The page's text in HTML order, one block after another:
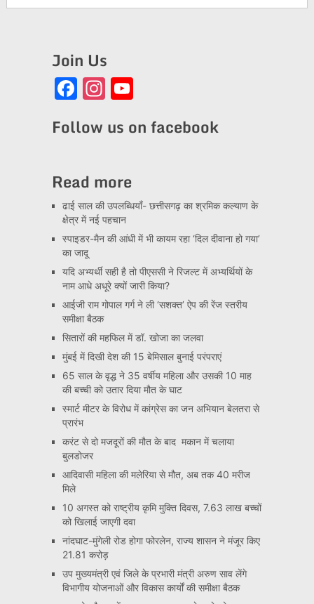
Join Us
Facebook
Instagram
YouTube
Follow us on facebook
Read more
ढाई साल की उपलब्धियाँ- छत्तीसगढ़ का श्रमिक कल्याण के
क्षेत्र में नई पहचान
स्पाइडर-मैन की आंधी में भी कायम रहा ‘दिल दीवाना हो गया’
का जादू
यदि अभ्यर्थी सही है तो पीएससी ने रिजल्ट में अभ्यर्थियों के
नाम आधे अधूरे क्यों जारी किया?
आईजी राम गोपाल गर्ग ने ली ‘सशक्त’ ऐप की रेंज स्तरीय
समीक्षा बैठक
सितारों की महफिल में डॉ. खोजा का जलवा
मुंबई में दिखी देश की 15 बेमिसाल बुनाई परंपराएं
65 साल के वृद्ध ने 35 वर्षीय महिला और उसकी 10 माह
की बच्ची को उतार दिया मौत के घाट
स्मार्ट मीटर के विरोध में कांग्रेस का जन अभियान बेलतरा से
प्रारंभ
करंट से दो मजदूरों की मौत के बाद मकान में चलाया
बुलडोजर
आदिवासी महिला की मलेरिया से मौत, अब तक 40 मरीज
मिले
10 अगस्त को राष्ट्रीय कृमि मुक्ति दिवस, 7.63 लाख बच्चों
को खिलाई जाएगी दवा
नांदघाट-मुंगेली रोड होगा फोरलेन, राज्य शासन ने मंजूर किए
21.81 करोड़
उप मुख्यमंत्री एवं जिले के प्रभारी मंत्री अरुण साव लेंगे
विभागीय योजनाओं और विकास कार्यों की समीक्षा बैठक